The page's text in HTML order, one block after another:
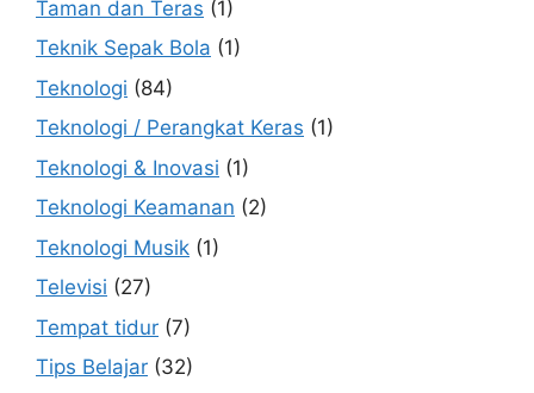
Taman dan Teras (1)
Teknik Sepak Bola (1)
Teknologi (84)
Teknologi / Perangkat Keras (1)
Teknologi & Inovasi (1)
Teknologi Keamanan (2)
Teknologi Musik (1)
Televisi (27)
Tempat tidur (7)
Tips Belajar (32)